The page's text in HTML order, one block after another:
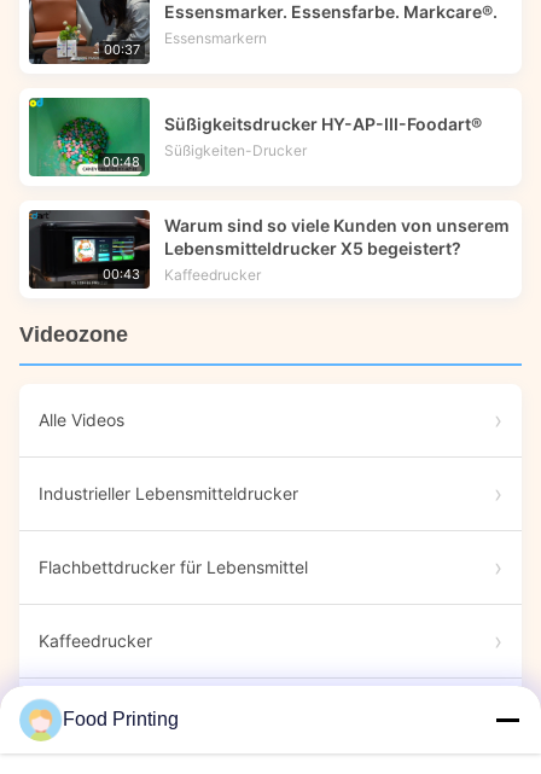
00:37
Essensmarker. Essensfarbe. Markcare®.
Essensmarkern
00:48
Süßigkeitsdrucker HY-AP-III-Foodart®
Süßigkeiten-Drucker
00:43
Warum sind so viele Kunden von unserem
Lebensmitteldrucker X5 begeistert?
Kaffeedrucker
Videozone
Alle Videos
Industrieller Lebensmitteldrucker
Flachbettdrucker für Lebensmittel
Kaffeedrucker
Essensmarkern
Food Printing